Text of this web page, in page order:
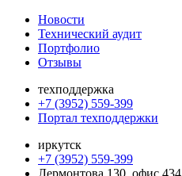
Новости
Технический аудит
Портфолио
Отзывы
техподдержка
+7 (3952) 559-399
Портал техподдержки
иркутск
+7 (3952) 559-399
Лермонтова 130, офис 434